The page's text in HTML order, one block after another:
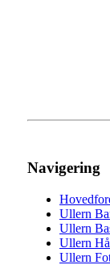
Navigering
Ullern
Ullern
Ullern
Ullern